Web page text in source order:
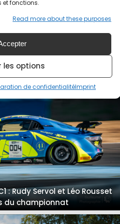
et fonctions.
Read more about these purposes
les options
de confidentialitéImprint
vers un deuxième succès
: Rudy Servol et Léo Rousset
du championnat